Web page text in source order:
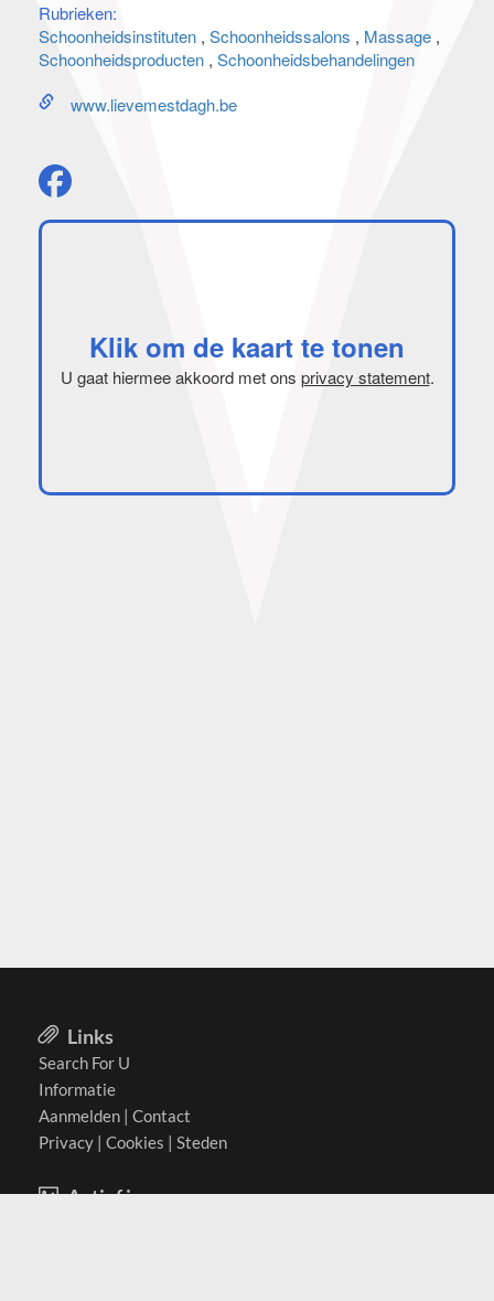
Rubrieken:
Schoonheidsinstituten Schoonheidssalons
Massage
Schoonheidsproducten Schoonheidsbehandelingen
www.lievemestdagh.be
Klik om de kaart te tonen
U gaat hiermee akkoord met ons privacy statement.
Links
Search For U
Informatie
Aanmelden | Contact
Privacy | Cookies | Steden
Actief in